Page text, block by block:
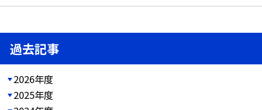
過去記事
2026年度
2025年度